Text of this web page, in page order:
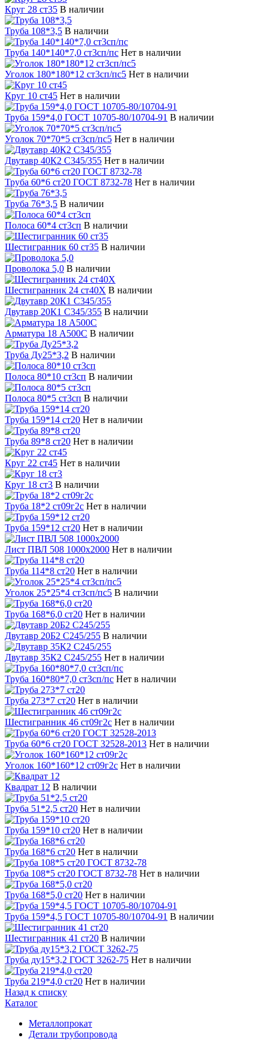
Круг 28 ст35 В наличии
Труба 108*3,5 В наличии
Труба 140*140*7,0 ст3сп/пс Нет в наличии
Уголок 180*180*12 ст3сп/пс5 Нет в наличии
Круг 10 ст45 Нет в наличии
Труба 159*4,0 ГОСТ 10705-80/10704-91 В наличии
Уголок 70*70*5 cт3сп/пс5 Нет в наличии
Двутавр 40К2 С345/355 Нет в наличии
Труба 60*6 ст20 ГОСТ 8732-78 Нет в наличии
Труба 76*3,5 В наличии
Полоса 60*4 ст3сп В наличии
Шестигранник 60 ст35 В наличии
Проволока 5,0 В наличии
Шестигранник 24 ст40Х В наличии
Двутавр 20К1 С345/355 В наличии
Арматура 18 А500С В наличии
Труба Ду25*3,2 В наличии
Полоса 80*10 ст3сп В наличии
Полоса 80*5 ст3сп В наличии
Труба 159*14 ст20 Нет в наличии
Труба 89*8 ст20 Нет в наличии
Круг 22 ст45 Нет в наличии
Круг 18 ст3 В наличии
Труба 18*2 ст09г2с Нет в наличии
Труба 159*12 ст20 Нет в наличии
Лист ПВЛ 508 1000х2000 Нет в наличии
Труба 114*8 ст20 Нет в наличии
Уголок 25*25*4 ст3сп/пс5 В наличии
Труба 168*6,0 ст20 Нет в наличии
Двутавр 20Б2 С245/255 В наличии
Двутавр 35К2 С245/255 Нет в наличии
Труба 160*80*7,0 ст3сп/пс Нет в наличии
Труба 273*7 ст20 Нет в наличии
Шестигранник 46 ст09г2с Нет в наличии
Труба 60*6 ст20 ГОСТ 32528-2013 Нет в наличии
Уголок 160*160*12 ст09г2с Нет в наличии
Квадрат 12 В наличии
Труба 51*2,5 ст20 Нет в наличии
Труба 159*10 ст20 Нет в наличии
Труба 168*6 ст20 Нет в наличии
Труба 108*5 ст20 ГОСТ 8732-78 Нет в наличии
Труба 168*5,0 ст20 Нет в наличии
Труба 159*4,5 ГОСТ 10705-80/10704-91 В наличии
Шестигранник 41 ст20 В наличии
Труба ду15*3,2 ГОСТ 3262-75 Нет в наличии
Труба 219*4,0 ст20 Нет в наличии
Назад к списку
Каталог
Металлопрокат
Детали трубопровода